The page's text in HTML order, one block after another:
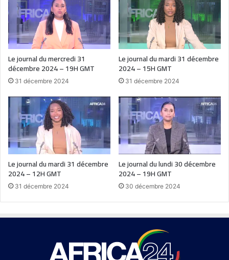
Le journal du mercredi 31
décembre 2024 – 19H GMT
31 décembre 2024
Le journal du mardi 31 décembre
2024 – 15H GMT
31 décembre 2024
Le journal du mardi 31 décembre
2024 – 12H GMT
31 décembre 2024
Le journal du lundi 30 décembre
2024 – 19H GMT
30 décembre 2024